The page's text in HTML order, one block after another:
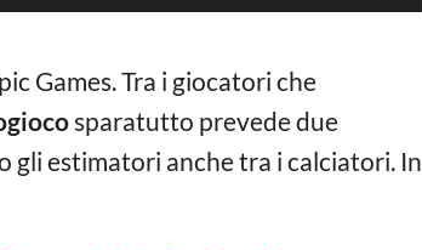
Games. Tra i giocatori che
sparatutto prevede due
gli estimatori anche tra i calciatori. In